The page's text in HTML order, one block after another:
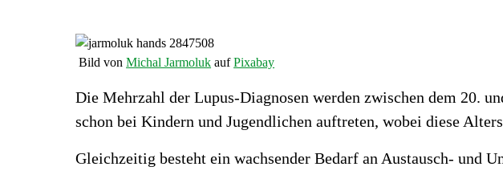
Bild vonMichal Jarmoluk aufPixabay
Die Mehrzahl der Lupus-Diagnosen werden zwischen dem 20.
schon bei Kindern und Jugendlichen auftreten, wobei diese
Gleichzeitig besteht ein wachsender Bedarf an Austausch- und